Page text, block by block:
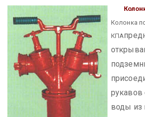
Колонка
КПА
рукавов
воды из